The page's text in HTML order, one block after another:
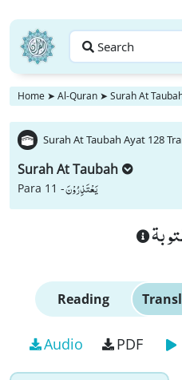
Search
Home ➤ Al-Quran ➤ Surah At
Surah At Taubah Ayat 128
Surah At Taubah
Para 11 -یَعْتَذِرُوْنَ
Reading
Audio PDF